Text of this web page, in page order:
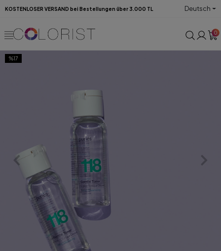
KOSTENLOSER VERSAND bei Bestellungen über 3.000 TL Deutsch
0
%17